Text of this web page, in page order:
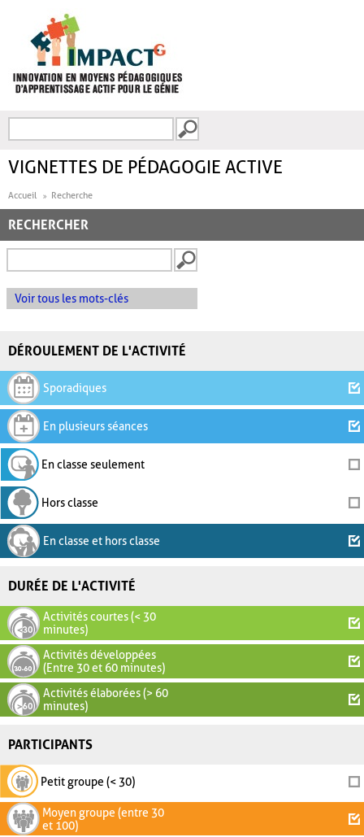
FORMULAIRE DE
VIGNETTES DE PÉDAGOGIE ACTIVE
Accueil Recherche
RECHERCHER
Voir tous les mots-clés
DÉROULEMENT DE L'ACTIVITÉ
Sporadiques
En plusieurs séances
En classe seulement
Hors classe
En classe et hors classe
DURÉE DE L'ACTIVITÉ
Activités courtes (< 30
minutes)
Activités développées
(Entre 30 et 60 minutes)
Activités élaborées (> 60
minutes)
PARTICIPANTS
Petit groupe (< 30)
Moyen groupe (entre 30
et 100)